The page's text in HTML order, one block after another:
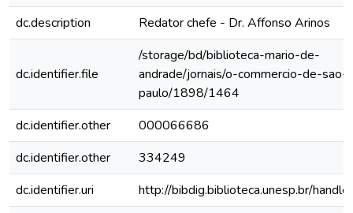
dc.description
Redator chefe - Dr. Affonso Arinos
dc.identifier.file
/storage/bd/biblioteca-mario-de-
andrade/jornais/o-commercio-de-sao-
paulo/1898/1464
dc.identifier.other
000066686
dc.identifier.other
334249
dc.identifier.uri
http://bibdig.biblioteca.unesp.br/